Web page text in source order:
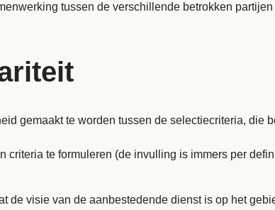
tussen de verschillende betrokken
gemaakt te worden tussen de selectiecriteria,
te formuleren (de invulling is immers per
de visie van de aanbestedende dienst is op het